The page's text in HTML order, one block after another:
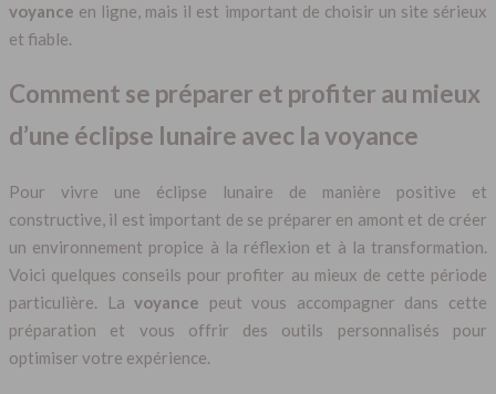
voyance en ligne, mais il est important de choisir un site sérieux
et fiable.
Comment se préparer et profiter au mieux
d’une éclipse lunaire avec la voyance
Pour vivre une éclipse lunaire de manière positive et
constructive, il est important de se préparer en amont et de créer
un environnement propice à la réflexion et à la transformation.
Voici quelques conseils pour profiter au mieux de cette période
particulière. Lavoyance peut vous accompagner dans cette
préparation et vous offrir des outils personnalisés pour
optimiser votre expérience.